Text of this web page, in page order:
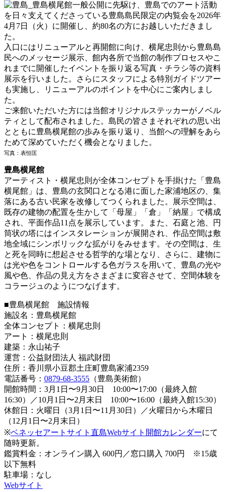
一般公開に先駆け、豊島でのアート活動
を日々支えてくださっている豊島島民限定の内覧会を2026年
4月7日（火）に開催し、約80名の方にお越しいただきまし
た。
入口にはリニューアルと再開館に向け、横尾忠則から豊島島
民へのメッセージ展示、館内各所で当館の制作プロセスやこ
れまでに開催したイベントを振り返る写真・チラシ等の資料
展示を行いました。さらにスタッフによる特別ガイドツアー
も実施し、リニューアルのポイントを中心にご案内しまし
た。
ご来館いただいた方には当館オリジナルステッカーがノベル
ティとして配布されました。島民の皆さまそれぞれの思い出
とともに豊島横尾館の歩みを振り返り、当館への理解をあら
ためて深めていただく機会となりました。
写真：表恒匡
豊島横尾館
アーティスト・横尾忠則が全体コンセプトを手掛けた「豊島
横尾館」は、豊島の玄関口となる港に面した家浦地区の、集
落にある古い民家を改修してつくられました。展示空間は、
既存の建物の配置を生かして「母屋」「倉」「納屋」で構成
され、平面作品11点を展示しています。また、石庭と池、円
筒状の塔にはインスタレーションが展開され、作品空間は敷
地全域にシンボリックな拡がりをみせます。その空間は、生
と死を同時に想起させる哲学的な場となり、さらに、建物に
は光や色をコントロールする色ガラスを用いて、豊島の光や
風や色、作品の見え方をさまざまに変容させて、空間体験を
コラージュのようにつなげます。
■豊島横尾館 施設情報
施設名：豊島横尾館
全体コンセプト：横尾忠則
アート：横尾忠則
建築：永山祐子
運営：公益財団法人 福武財団
住所：香川県小豆郡土庄町豊島家浦2359
電話番号： 0879-68-3555 （豊島美術館）
開館時間：3月1日〜9月30日 10:00〜17:00（最終入館
16:30）／10月1日〜2月末日 10:00〜16:00（最終入館15:30）
休館日：火曜日（3月1日〜11月30日）／火曜日から木曜日
（12月1日〜2月末日）
※ベネッセアートサイト直島Webサイト開館カレンダーにて
随時更新。
鑑賞料金：オンライン購入 600円／窓口購入 700円 ※15歳
以下無料
駐車場：なし
Webサイト